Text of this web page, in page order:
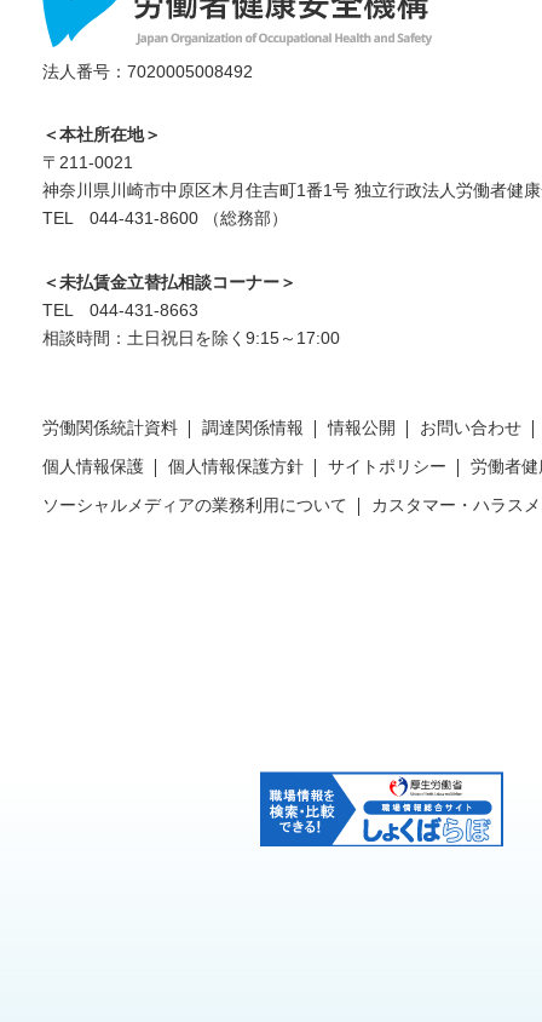
法人番号：7020005008492
＜本社所在地＞
〒211-0021
神奈川県川崎市中原区木月住吉町1番1号 独立行政法人労働者健
TEL 044-431-8600 （総務部）
＜未払賃金立替払相談コーナー＞
TEL 044-431-8663
相談時間：土日祝日を除く9:15～17:00
労働関係統計資料 調達関係情報 情報公開
お問い合わせ
個人情報保護
個人情報保護方針 サイトポリシー
労働者
ソーシャルメディアの業務利用について
カスタマー・ハラス